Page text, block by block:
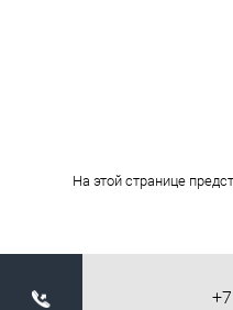
На этой странице